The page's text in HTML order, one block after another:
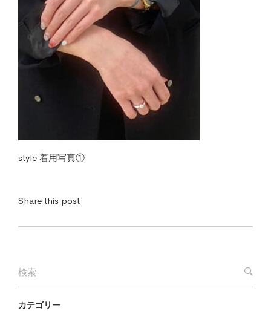
カテゴリー
style 着用写真①
Share this post